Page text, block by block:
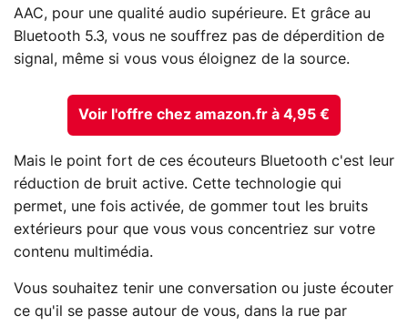
AAC, pour une qualité audio supérieure. Et grâce au
Bluetooth 5.3, vous ne souffrez pas de déperdition de
signal, même si vous vous éloignez de la source.
Voir l'offre chez amazon.fr à 4,95 €
Mais le point fort de ces écouteurs Bluetooth c'est leur
réduction de bruit active. Cette technologie qui
permet, une fois activée, de gommer tout les bruits
extérieurs pour que vous vous concentriez sur votre
contenu multimédia.
Vous souhaitez tenir une conversation ou juste écouter
ce qu'il se passe autour de vous, dans la rue par